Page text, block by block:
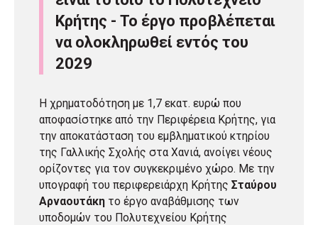
Κρήτης - Το έργο προβλέπεται
να ολοκληρωθεί εντός του
2029
Η χρηματοδότηση με 1,7 εκατ. ευρώ που
αποφασίστηκε από την Περιφέρεια Κρήτης, για
την αποκατάσταση του εμβληματικού κτηρίου
της Γαλλικής Σχολής στα Χανιά, ανοίγει νέους
ορίζοντες για τον συγκεκριμένο χώρο. Με την
υπογραφή του περιφερειάρχη Κρήτης Σταύρου
Αρναουτάκη το έργο αναβάθμισης των
υποδομών του Πολυτεχνείου Κρήτης